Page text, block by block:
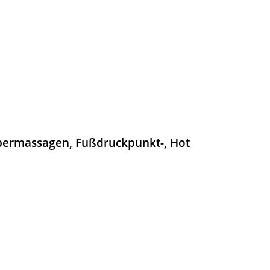
Fußdruckpunkt-, Hot